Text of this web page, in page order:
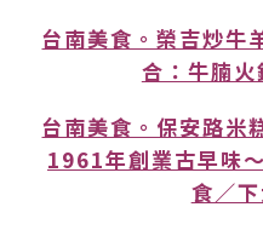
台南美食。榮吉炒牛
合：牛腩
台南美食。保安路米
1961年創業古早味
食／